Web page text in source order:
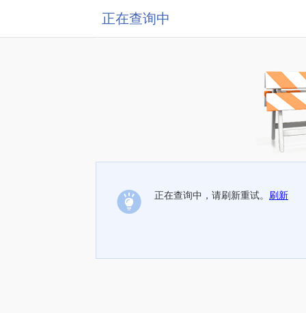
正在查询中
正在查询中，请刷新重试。 刷新